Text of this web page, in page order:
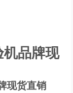
品牌现
现货直销